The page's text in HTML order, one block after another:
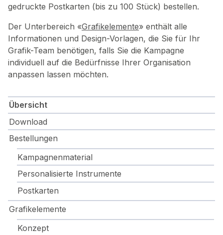
Übersicht
Download
Bestellungen
Kampagnenmaterial
Personalisierte Instrumente
Postkarten
Grafikelemente
Konzept
gedruckte Postkarten (bis zu 100 Stück) bestellen.
Der Unterbereich «Grafikelemente» enthält alle
Informationen und Design-Vorlagen, die Sie für Ihr
Grafik-Team benötigen, falls Sie die Kampagne
individuell auf die Bedürfnisse Ihrer Organisation
anpassen lassen möchten.